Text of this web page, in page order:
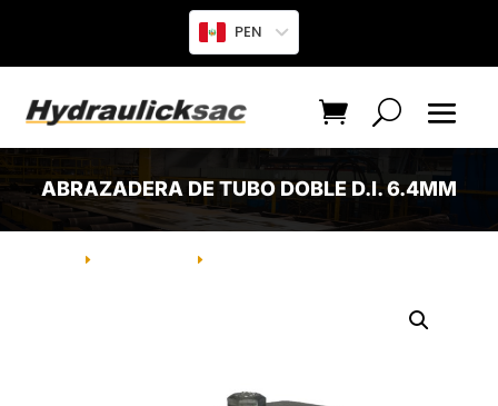
PEN
ABRAZADERA DE TUBO DOBLE D.I. 6.4MM
E E